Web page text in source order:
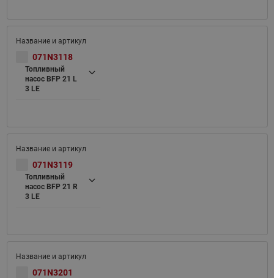
071N3118
Топливный
насос BFP 21 L
3 LE
071N3119
Топливный
насос BFP 21 R
3 LE
071N3201